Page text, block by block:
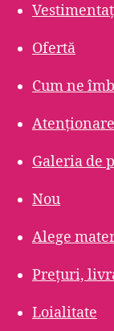
Ofertă
Cum ne
Galeria de
Nou
Alege
Prețuri,
Loialitate